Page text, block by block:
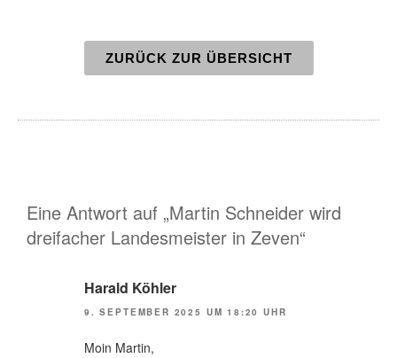
ZURÜCK ZUR ÜBERSICHT
Eine Antwort auf „Martin Schneider wird
dreifacher Landesmeister in Zeven“
Harald Köhler
9. SEPTEMBER 2025 UM 18:20 UHR
Moin Martin,